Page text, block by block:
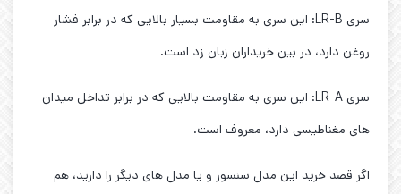
سری LR-B: این سری به مقاومت بسیار بالایی که در برابر فشار
روغن دارد، در بین خریداران زبان زد است.
سری LR-A: این سری به مقاومت بالایی که در برابر تداخل میدان
های مغناطیسی دارد، معروف است.
اگر قصد خرید این مدل سنسور و یا مدل های دیگر را دارید، هم